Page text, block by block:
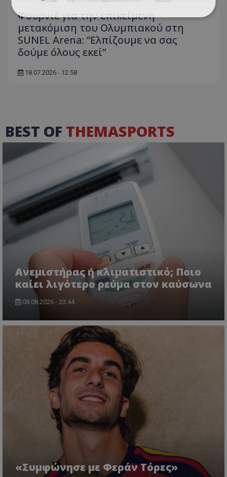
Φουρνιέ για την επικείμενη
μετακόμιση του Ολυμπιακού στη
SUNEL Arena: “Ελπίζουμε να σας
δούμε όλους εκεί”
18.07.2026 - 12:58
BEST OF THEMASPORTS
Ανεμιστήρας ή κλιματιστικό; Ποιο
καίει λιγότερο ρεύμα στον καύσωνα
08.08.2026 - 23:44
«Συμφώνησε με Φεράν Τόρες»